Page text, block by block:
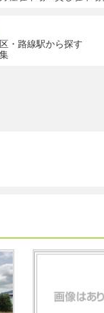
・路線駅から探す